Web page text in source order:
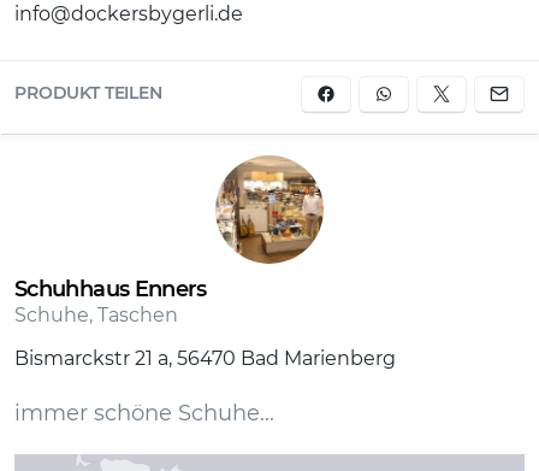
info@dockersbygerli.de
PRODUKT TEILEN
Schuhhaus Enners
Schuhe, Taschen
Bismarckstr 21 a, 56470 Bad Marienberg
immer schöne Schuhe...